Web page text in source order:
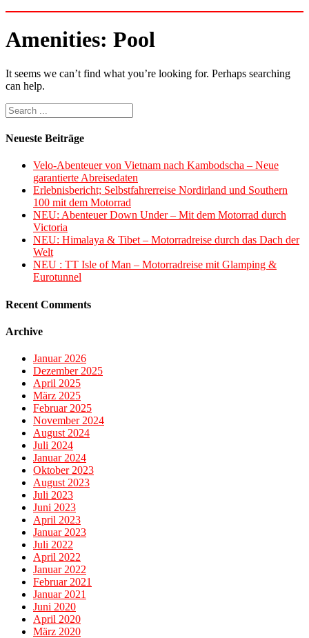
Amenities: Pool
It seems we can’t find what you’re looking for. Perhaps searching
can help.
Neueste Beiträge
Velo-Abenteuer von Vietnam nach Kambodscha – Neue
garantierte Abreisedaten
Erlebnisbericht; Selbstfahrerreise Nordirland und Southern
100 mit dem Motorrad
NEU: Abenteuer Down Under – Mit dem Motorrad durch
Victoria
NEU: Himalaya & Tibet – Motorradreise durch das Dach der
Welt
NEU : TT Isle of Man – Motorradreise mit Glamping &
Eurotunnel
Recent Comments
Archive
Januar 2026
Dezember 2025
April 2025
März 2025
Februar 2025
November 2024
August 2024
Juli 2024
Januar 2024
Oktober 2023
August 2023
Juli 2023
Juni 2023
April 2023
Januar 2023
Juli 2022
April 2022
Januar 2022
Februar 2021
Januar 2021
Juni 2020
April 2020
März 2020